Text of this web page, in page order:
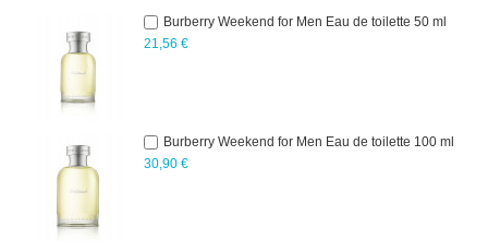
Burberry Weekend for Men Eau de toilette 50 ml
21,56 €
Burberry Weekend for Men Eau de toilette 100 ml
30,90 €